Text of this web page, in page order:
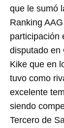
que le sumó
Ranking
participación
disputado en
Kike que en
tuvo como
excelente
siendo
Tercero de